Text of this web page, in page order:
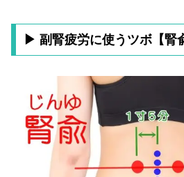
▶ 副腎疲労に使うツボ【腎